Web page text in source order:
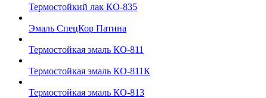
Термостойкий лак КО-835
Эмаль СпецКор Патина
Термостойкая эмаль КО-811
Термостойкая эмаль КО-811К
Термостойкая эмаль КО-813